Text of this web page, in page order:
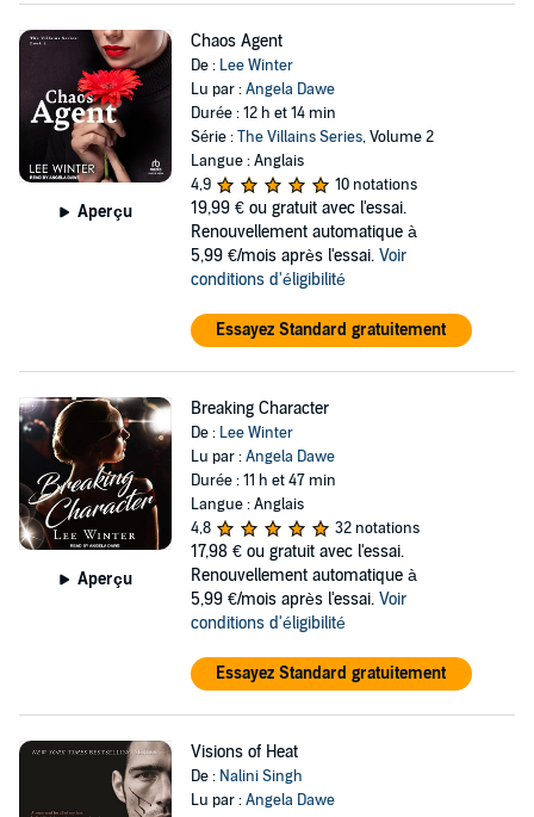
Aperçu
Chaos Agent
De : Lee Winter
Lu par :Angela Dawe
Durée : 12 h et 14 min
Série :The Villains Series, Volume 2
Langue : Anglais
4,9
10 notations
19,99 € ou gratuit avec l'essai.
Renouvellement automatique à
5,99 €/mois après l'essai. Voir
conditions d'éligibilité
Essayez Standard gratuitement
Aperçu
Breaking Character
De : Lee Winter
Lu par :Angela Dawe
Durée : 11 h et 47 min
Langue : Anglais
4,8
32 notations
17,98 € ou gratuit avec l'essai.
Renouvellement automatique à
5,99 €/mois après l'essai. Voir
conditions d'éligibilité
Essayez Standard gratuitement
Visions of Heat
De : Nalini Singh
Lu par :Angela Dawe